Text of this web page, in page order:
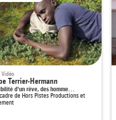
Terrier-Hermann
d'un rêve, des homme…
de Hors Pistes Productions et